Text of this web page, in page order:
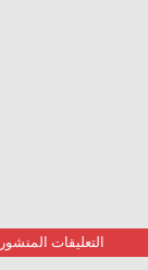
التعليقات